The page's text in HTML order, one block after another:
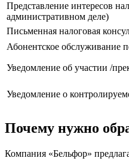
Представление интересов
административном деле)
Письменная налоговая
Абонентское обслуживание
Уведомление об участии /
Уведомление о
Почему нужно
Компания «Бельфор»